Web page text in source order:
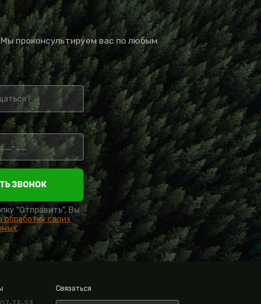
проконсультируем вас по любым
ЗВОНОК
"Отправить", Вы
обработку своих
.
Связаться